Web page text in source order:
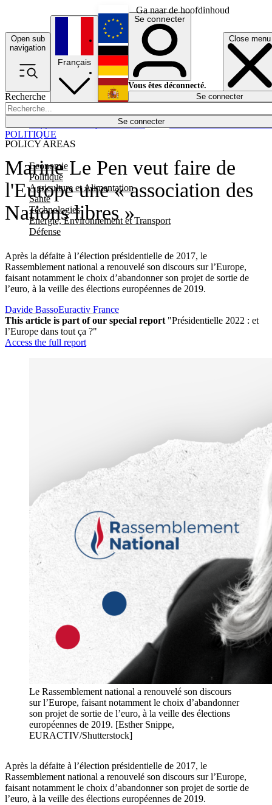
Ga naar de hoofdinhoud
Open sub
navigation
Close menu
Recherche
Se connecter
POLICY AREAS
Economie
Politique
Agriculture et Alimentation
Santé
Technologies
Energie, Environnement et Transport
Défense
Économie
Français
English
Deutsch
Español
Se connecter
Vous êtes déconnecté.
Se connecter
Marine Le Pen veut faire de
l'Europe une « association des
Nations libres »
Après la défaite à l’élection présidentielle de 2017, le
Rassemblement national a renouvelé son discours sur l’Europe,
faisant notamment le choix d’abandonner son projet de sortie de
l’euro, à la veille des élections européennes de 2019.
POLITIQUE
Davide BassoEuractiv France
This article is part of our special report "Présidentielle 2022 : et
l’Europe dans tout ça ?"
Access the full report
Le Rassemblement national a renouvelé son discours
sur l’Europe, faisant notamment le choix d’abandonner
son projet de sortie de l’euro, à la veille des élections
européennes de 2019. [Esther Snippe,
EURACTIV/Shutterstock]
Après la défaite à l’élection présidentielle de 2017, le
Rassemblement national a renouvelé son discours sur l’Europe,
faisant notamment le choix d’abandonner son projet de sortie de
l’euro, à la veille des élections européennes de 2019.